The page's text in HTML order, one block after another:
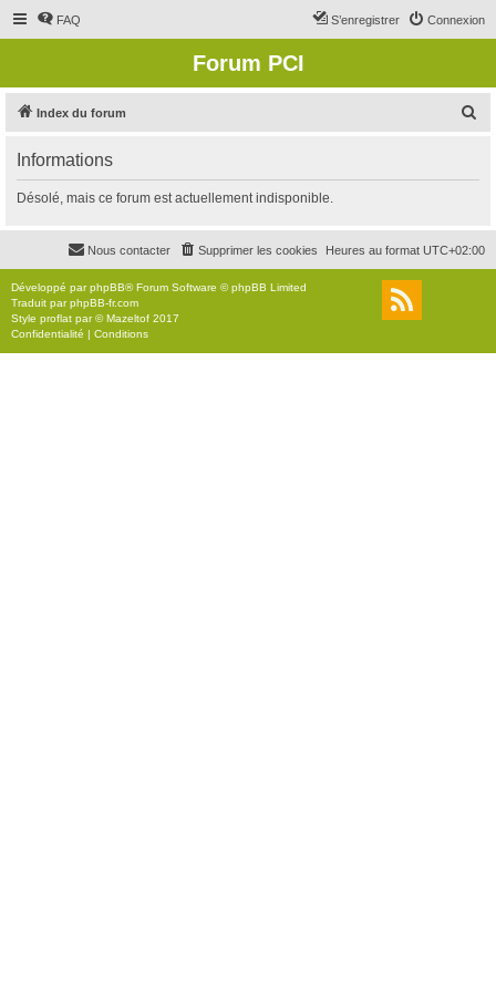
FAQ Connexion
S’enregistrer
Forum PCI
Index du forum
r
c
r
Informations
Désolé, mais ce forum est actuellement indisponible.
Heures au format UTC+02:00
Supprimer les cookies
Nous contacter
Développé parphpBB® Forum Software © phpBB Limited
Traduit parphpBB-fr.com
Style proflat par ©Mazeltof 2017
Confidentialité | Conditions